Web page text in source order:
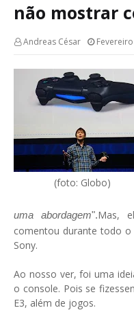
não mostrar
Andreas César
(foto: Globo)
uma abordagem".Mas,
comentou durante todo o
Sony.
Ao nosso ver, foi uma
o console. Pois se
E3, além de jogos.